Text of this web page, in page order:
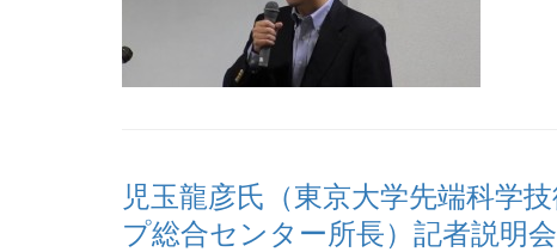
児玉龍彦氏（東京大学先端科学
プ総合センター所長）記者説明